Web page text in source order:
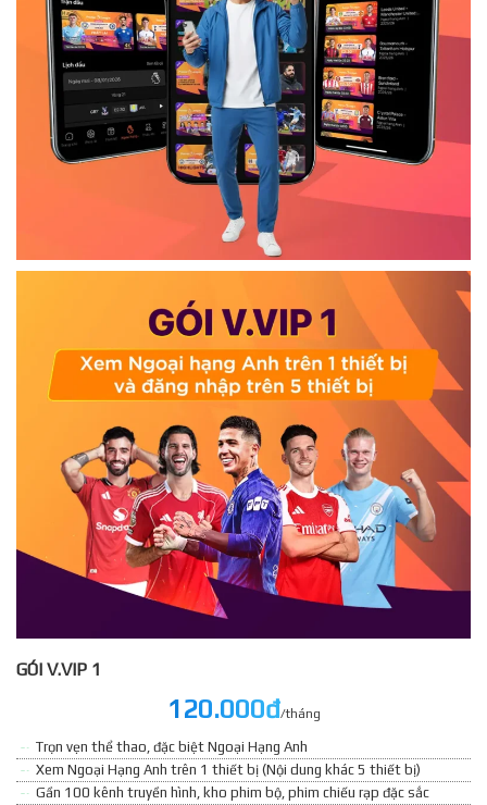
GÓI V.VIP 1
120.000đ/tháng
Trọn vẹn thể thao, đặc biệt Ngoại Hạng Anh
Xem Ngoại Hạng Anh trên 1 thiết bị (Nội dung khác 5 thiết bị)
Gần 100 kênh truyền hình, kho phim bộ, phim chiếu rạp đặc sắc